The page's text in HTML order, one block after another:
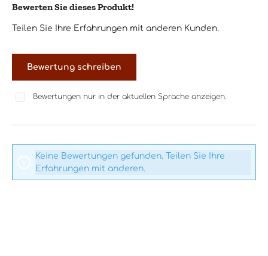
Durchschnittliche Bewertung von 0 von 5 Sternen
Bewerten Sie dieses Produkt!
Teilen Sie Ihre Erfahrungen mit anderen Kunden.
Bewertung schreiben
Bewertungen nur in der aktuellen Sprache anzeigen.
Keine Bewertungen gefunden. Teilen Sie Ihre
Erfahrungen mit anderen.